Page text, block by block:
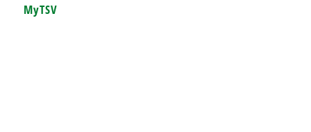
MyTSV